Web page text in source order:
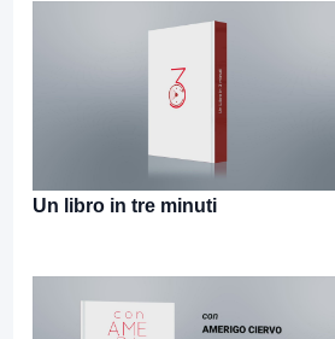
Un libro in tre minuti